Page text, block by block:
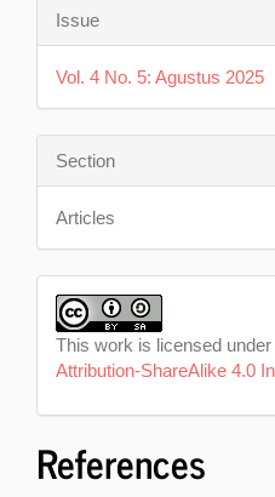
Issue
Vol. 4 No. 5: Agustus 2025
Section
Articles
This work is licensed under
Attribution-ShareAlike 4.0
References